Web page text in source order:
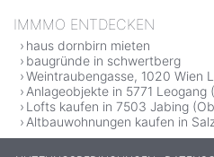
IMMMO ENTDECKEN
haus dornbirn mieten
baugründe in schwertberg
Weintraubengasse, 1020 Wien
Anlageobjekte in 5771 Leogang
Lofts kaufen in 7503 Jabing
Altbauwohnungen kaufen in